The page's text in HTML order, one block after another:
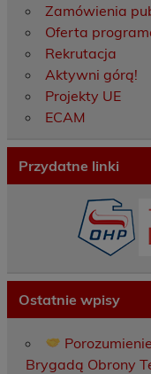
Zamówienia
Oferta
Rekrutacja
Aktywni górą!
Projekty UE
ECAM
Przydatne linki
Ostatnie wpisy
Brygadą Obrony